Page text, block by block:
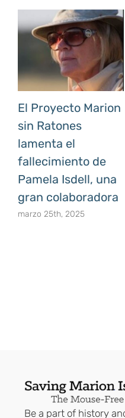
El Proyecto Marion
sin Ratones
lamenta el
fallecimiento de
Pamela Isdell, una
gran colaboradora
marzo 25th, 2025
Be a part of history